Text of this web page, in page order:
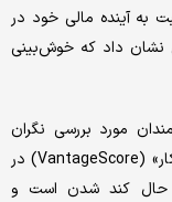
هفت نفر نسبت به آینده مالی خود در
نشان داد که خوش‌بینی
۷۷ درصد از کارمندان مورد بررسی نگران
اقتصاد بودند. شرکت رتبه‌بندی اعتباری«ونتیج اسکار» (VantageScore) در
در حال کند شدن است و